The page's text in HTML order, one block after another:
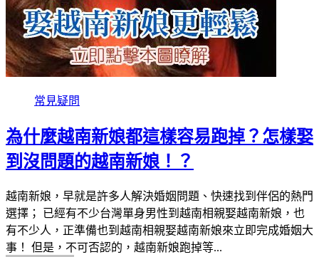
常見疑問
為什麼越南新娘都這樣容易跑掉？怎樣娶
到沒問題的越南新娘！？
越南新娘，早就是許多人解決婚姻問題、快速找到伴侶的熱門
選擇； 已經有不少台灣單身男性到越南相親娶越南新娘，也
有不少人，正準備也到越南相親娶越南新娘來立即完成婚姻大
事！ 但是，不可否認的，越南新娘跑掉等...